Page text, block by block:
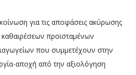
για τις αποφάσεις ακύρωσης
προϊσταμένων
που συμμετέχουν στην
αποχή από την αξιολόγηση